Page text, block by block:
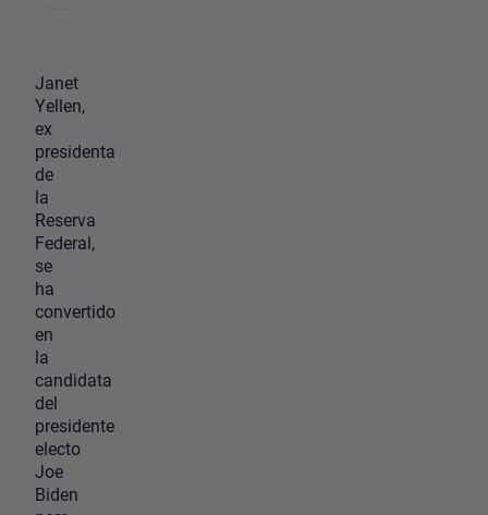
Janet
Yellen,
ex
presidenta
de
la
Reserva
Federal,
se
ha
convertido
en
la
candidata
del
presidente
electo
Joe
Biden